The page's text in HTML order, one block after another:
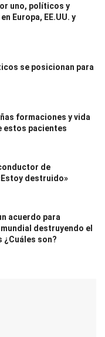
uno, políticos y
Europa, EE.UU. y
se posicionan para
formaciones y vida
estos pacientes
de
destruido»
acuerdo para
destruyendo el
son?